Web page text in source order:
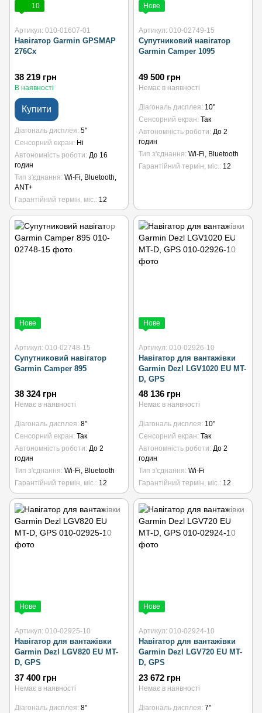
10
Артикул: 010-01607-01
Навігатор Garmin GPSMAP
276Cx
38 219 грн
В наявності
Купити
Діагональ дисплея 5"
Сенсорний екран Ні
Автономність роботи До 16
годин
Тип з'єднання Wi-Fi, Bluetooth,
ANT+
Гарантійний термін, міс.
12
Нове
Артикул: 010-02749-15
Супутниковий навігатор
Garmin Camper 1095
49 500 грн
Немає в наявності
Діагональ дисплея 10"
Сенсорний екран Так
Автономність роботи До 2
годин
Тип з'єднання Wi-Fi, Bluetooth
Гарантійний термін, міс.
12
Нове
Артикул: 010-02748-15
Супутниковий навігатор
Garmin Camper 895
38 324 грн
Немає в наявності
Діагональ дисплея 8"
Сенсорний екран Так
Автономність роботи До 2
годин
Тип з'єднання Wi-Fi, Bluetooth
Гарантійний термін, міс. 12
Нове
Артикул: 010-02926-10
Навігатор для вантажівки
Garmin Dezl LGV1020 EU MT-
D, GPS
48 136 грн
Немає в наявності
Діагональ дисплея 10"
Сенсорний екран Так
Автономність роботи До 2
годин
Тип з'єднання Wi-Fi
Гарантійний термін, міс. 12
Нове
Артикул: 010-02925-10
Навігатор для вантажівки
Garmin Dezl LGV820 EU MT-
D, GPS
37 400 грн
Немає в наявності
Діагональ дисплея 8"
Нове
Артикул: 010-02924-10
Навігатор для вантажівки
Garmin Dezl LGV720 EU MT-
D, GPS
23 672 грн
Немає в наявності
Діагональ дисплея 7"